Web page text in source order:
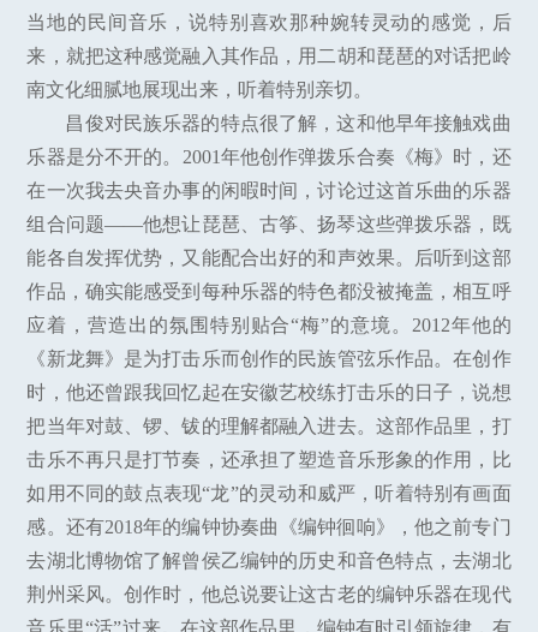
当地的民间音乐，说特别喜欢那种婉转灵动的感觉，后
来，就把这种感觉融入其作品，用二胡和琵琶的对话把岭
南文化细腻地展现出来，听着特别亲切。
昌俊对民族乐器的特点很了解，这和他早年接触戏曲
乐器是分不开的。2001年他创作弹拨乐合奏《梅》时，还
在一次我去央音办事的闲暇时间，讨论过这首乐曲的乐器
组合问题——他想让琵琶、古筝、扬琴这些弹拨乐器，既
能各自发挥优势，又能配合出好的和声效果。后听到这部
作品，确实能感受到每种乐器的特色都没被掩盖，相互呼
应着，营造出的氛围特别贴合“梅”的意境。2012年他的
《新龙舞》是为打击乐而创作的民族管弦乐作品。在创作
时，他还曾跟我回忆起在安徽艺校练打击乐的日子，说想
把当年对鼓、锣、钹的理解都融入进去。这部作品里，打
击乐不再只是打节奏，还承担了塑造音乐形象的作用，比
如用不同的鼓点表现“龙”的灵动和威严，听着特别有画面
感。还有2018年的编钟协奏曲《编钟徊响》，他之前专门
去湖北博物馆了解曾侯乙编钟的历史和音色特点，去湖北
荆州采风。创作时，他总说要让这古老的编钟乐器在现代
音乐里“活”过来。在这部作品里，编钟有时引领旋律，有